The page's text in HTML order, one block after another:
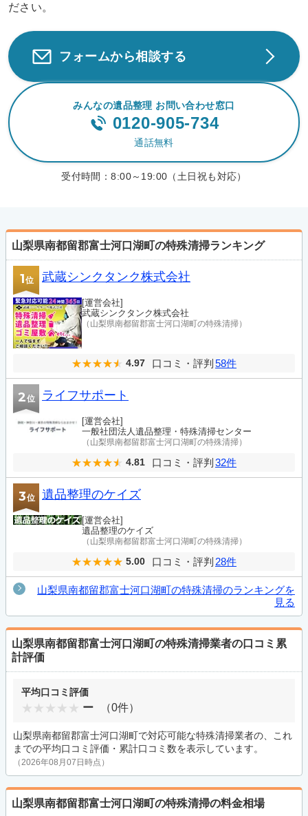
ださい。
フォームから相談する
みんなの遺品整理 お問い合わせ窓口
0120-905-734
通話無料
受付時間：8:00～19:00（土日祝も対応）
山梨県南都留郡富士河口湖町の特殊清掃ランキング
1位 武蔵シンクタンク株式会社
[運営会社]
武蔵シンクタンク株式会社
（山梨県南都留郡富士河口湖町の特殊清掃）
4.97 口コミ・評判 58件
2位 ライフサポート
[運営会社]
一般社団法人遺品整理・特殊清掃センター
（山梨県南都留郡富士河口湖町の特殊清掃）
4.81 口コミ・評判 32件
3位 遺品整理のケイズ
[運営会社]
遺品整理のケイズ
（山梨県南都留郡富士河口湖町の特殊清掃）
5.00 口コミ・評判 28件
山梨県南都留郡富士河口湖町の特殊清掃のランキングを
見る
山梨県南都留郡富士河口湖町の特殊清掃業者の口コミ累
計評価
平均口コミ評価
ー （0件）
山梨県南都留郡富士河口湖町で対応可能な特殊清掃業者の、これ
までの平均口コミ評価・累計口コミ数を表示しています。
（2026年08月07日時点）
山梨県南都留郡富士河口湖町の特殊清掃の料金相場